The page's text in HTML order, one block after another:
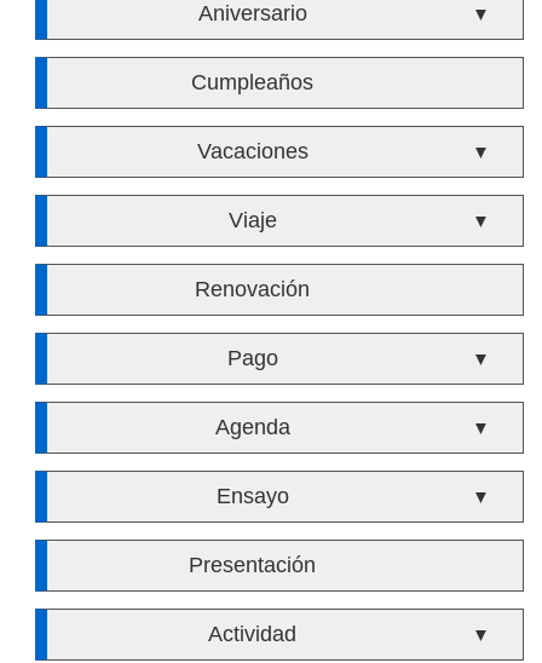
Aniversario ▼
Cumpleaños
Vacaciones ▼
Viaje ▼
Renovación
Pago ▼
Agenda ▼
Ensayo ▼
Presentación
Actividad ▼